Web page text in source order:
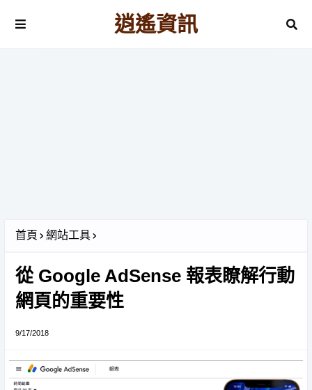
逍遙資訊
首頁 網站工具
從 Google AdSense 報表瞭解行動
網頁的重要性
9/17/2018